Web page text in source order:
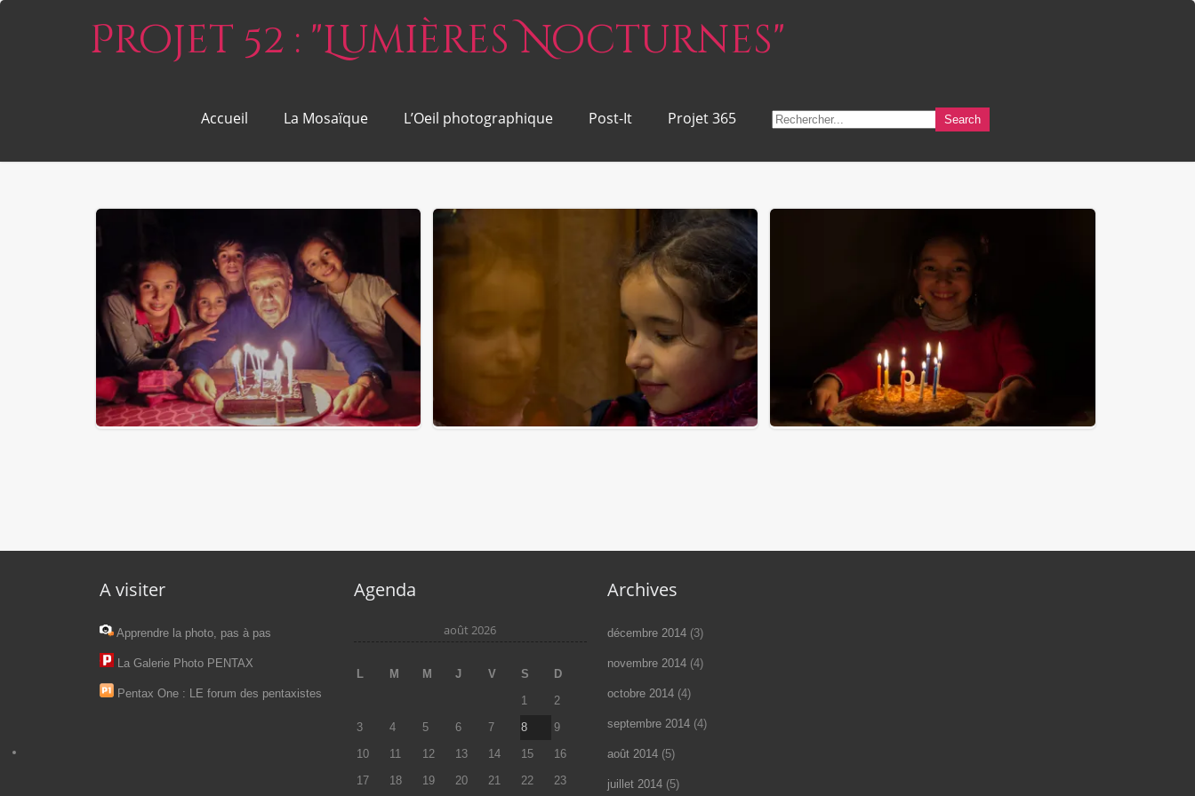
Projet 52 : "Lumières Nocturnes"
Accueil La Mosaïque L’Oeil photographique Post-It Projet 365
A visiter
Apprendre la photo, pas à pas
La Galerie Photo PENTAX
Pentax One : LE forum des pentaxistes
Agenda
août 2026
L M M J V S
D
1
2
3
4 5 6 7 8
9
10
11 12 13 14 15
16
17
18 19 20 21 22 23
Archives
décembre 2014 (3)
novembre 2014 (4)
octobre 2014 (4)
septembre 2014 (4)
août 2014 (5)
juillet 2014 (5)